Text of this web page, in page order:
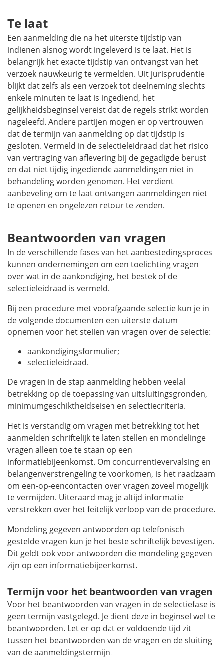
Te laat
Een aanmelding die na het uiterste tijdstip van
indienen alsnog wordt ingeleverd is te laat. Het is
belangrijk het exacte tijdstip van ontvangst van het
verzoek nauwkeurig te vermelden. Uit jurisprudentie
blijkt dat zelfs als een verzoek tot deelneming slechts
enkele minuten te laat is ingediend, het
gelijkheidsbeginsel vereist dat de regels strikt worden
nageleefd. Andere partijen mogen er op vertrouwen
dat de termijn van aanmelding op dat tijdstip is
gesloten. Vermeld in de selectieleidraad dat het risico
van vertraging van aflevering bij de gegadigde berust
en dat niet tijdig ingediende aanmeldingen niet in
behandeling worden genomen. Het verdient
aanbeveling om te laat ontvangen aanmeldingen niet
te openen en ongelezen retour te zenden.
Beantwoorden van vragen
In de verschillende fases van het aanbestedingsproces
kunnen ondernemingen om een toelichting vragen
over wat in de aankondiging, het bestek of de
selectieleidraad is vermeld.
Bij een procedure met voorafgaande selectie kun je in
de volgende documenten een uiterste datum
opnemen voor het stellen van vragen over de selectie:
aankondigingsformulier;
selectieleidraad.
De vragen in de stap aanmelding hebben veelal
betrekking op de toepassing van uitsluitingsgronden,
minimumgeschiktheidseisen en selectiecriteria.
Het is verstandig om vragen met betrekking tot het
aanmelden schriftelijk te laten stellen en mondelinge
vragen alleen toe te staan op een
informatiebijeenkomst. Om concurrentievervalsing en
belangenverstrengeling te voorkomen, is het raadzaam
om een-op-eencontacten over vragen zoveel mogelijk
te vermijden. Uiteraard mag je altijd informatie
verstrekken over het feitelijk verloop van de procedure.
Mondeling gegeven antwoorden op telefonisch
gestelde vragen kun je het beste schriftelijk bevestigen.
Dit geldt ook voor antwoorden die mondeling gegeven
zijn op een informatiebijeenkomst.
Termijn voor het beantwoorden van vragen
Voor het beantwoorden van vragen in de selectiefase is
geen termijn vastgelegd. Je dient deze in beginsel wel te
beantwoorden. Let er op dat er voldoende tijd zit
tussen het beantwoorden van de vragen en de sluiting
van de aanmeldingstermijn.